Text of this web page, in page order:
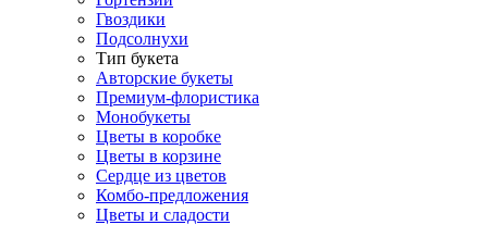
Гвоздики
Подсолнухи
Тип букета
Авторские букеты
Премиум-флористика
Монобукеты
Цветы в коробке
Цветы в корзине
Сердце из цветов
Комбо-предложения
Цветы и сладости